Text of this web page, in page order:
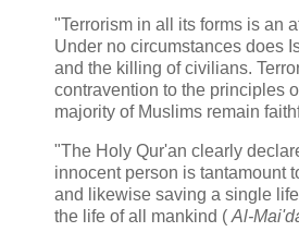
"Terrorism in all its forms is an
Under no circumstances does
and the killing of civilians.
contravention to the principles
majority of Muslims remain
"The Holy Qur'an clearly
innocent person is tantamount
and likewise saving a single
the life of all mankind ( Al-